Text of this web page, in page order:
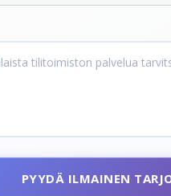
PYYDÄ ILMAINEN